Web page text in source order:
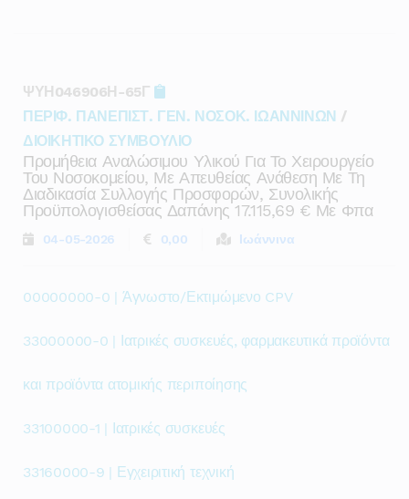
ΨΥΗ046906Η-65Γ
ΠΕΡΙΦ. ΠΑΝΕΠΙΣΤ. ΓΕΝ. ΝΟΣΟΚ. ΙΩΑΝΝΙΝΩΝ /
ΔΙΟΙΚΗΤΙΚΟ ΣΥΜΒΟΥΛΙΟ
Προμήθεια Αναλώσιμου Υλικού Για Το Χειρουργείο
Του Νοσοκομείου, Με Απευθείας Ανάθεση Με Τη
Διαδικασία Συλλογής Προσφορών, Συνολικής
Προϋπολογισθείσας Δαπάνης 17.115,69 € Με Φπα
04-05-2026 0,00 Ιωάννινα
00000000-0 | Άγνωστο/Εκτιμώμενο CPV
33000000-0 | Ιατρικές συσκευές, φαρμακευτικά προϊόντα
και προϊόντα ατομικής περιποίησης
33100000-1 | Ιατρικές συσκευές
33160000-9 | Εγχειριτική τεχνική